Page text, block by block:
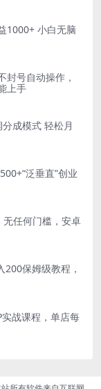
1000+ 小白无脑
封号自动操作，
上手
成模式 轻松月
泛垂直”创业
任何门槛，安卓
200保姆级教程，
战课程，单店每